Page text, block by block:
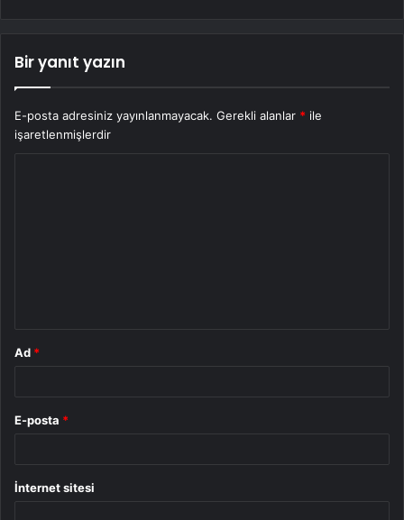
Bir yanıt yazın
E-posta adresiniz yayınlanmayacak. Gerekli alanlar * ile
işaretlenmişlerdir
Ad *
E-posta *
İnternet sitesi